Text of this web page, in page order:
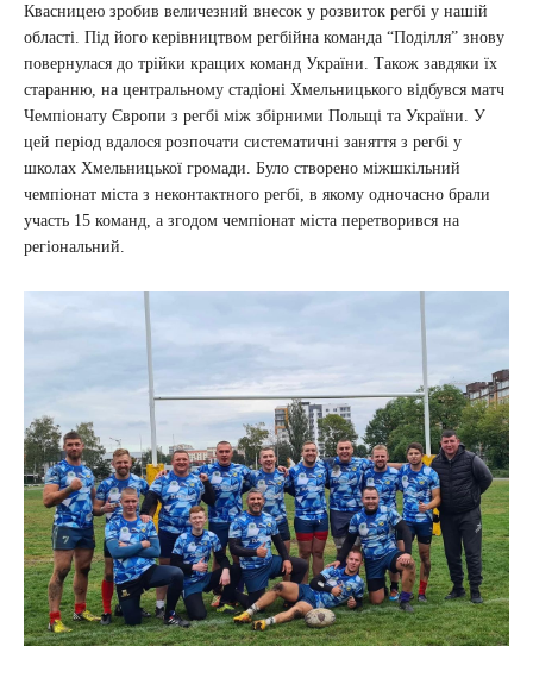
Квасницею зробив величезний внесок у розвиток регбі у нашій
області. Під його керівництвом регбійна команда “Поділля” знову
повернулася до трійки кращих команд України. Також завдяки їх
старанню, на центральному стадіоні Хмельницького відбувся матч
Чемпіонату Європи з регбі між збірними Польщі та України. У
цей період вдалося розпочати систематичні заняття з регбі у
школах Хмельницької громади. Було створено міжшкільний
чемпіонат міста з неконтактного регбі, в якому одночасно брали
участь 15 команд, а згодом чемпіонат міста перетворився на
регіональний.